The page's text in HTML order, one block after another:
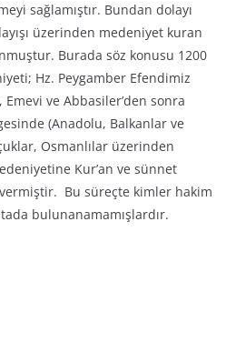
sağlamıştır. Bundan dolayı
üzerinden medeniyet kuran
Burada söz konusu 1200
Hz. Peygamber Efendimiz
ve Abbasiler’den sonra
(Anadolu, Balkanlar ve
Osmanlılar üzerinden
Kur’an ve sünnet
Bu süreçte kimler hakim
bulunanamamışlardır.